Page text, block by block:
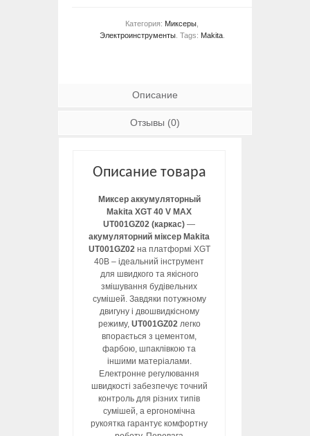
Категория: Миксеры
Электроинструменты. Tags: Makita.
Описание
Отзывы (0)
Описание товара
Миксер аккумуляторный
Makita XGT 40 V MAX
UT001GZ02 (каркас) —
акумуляторний міксер Makita
UT001GZ02на платформі XGT
40В – ідеальний інструмент
для швидкого та якісного
змішування будівельних
сумішей. Завдяки потужному
двигуну і двошвидкісному
режиму, UT001GZ02легко
впорається з цементом,
фарбою, шпаклівкою та
іншими матеріалами.
Електронне регулювання
швидкості забезпечує точний
контроль для різних типів
сумішей, а ергономічна
рукоятка гарантує комфортну